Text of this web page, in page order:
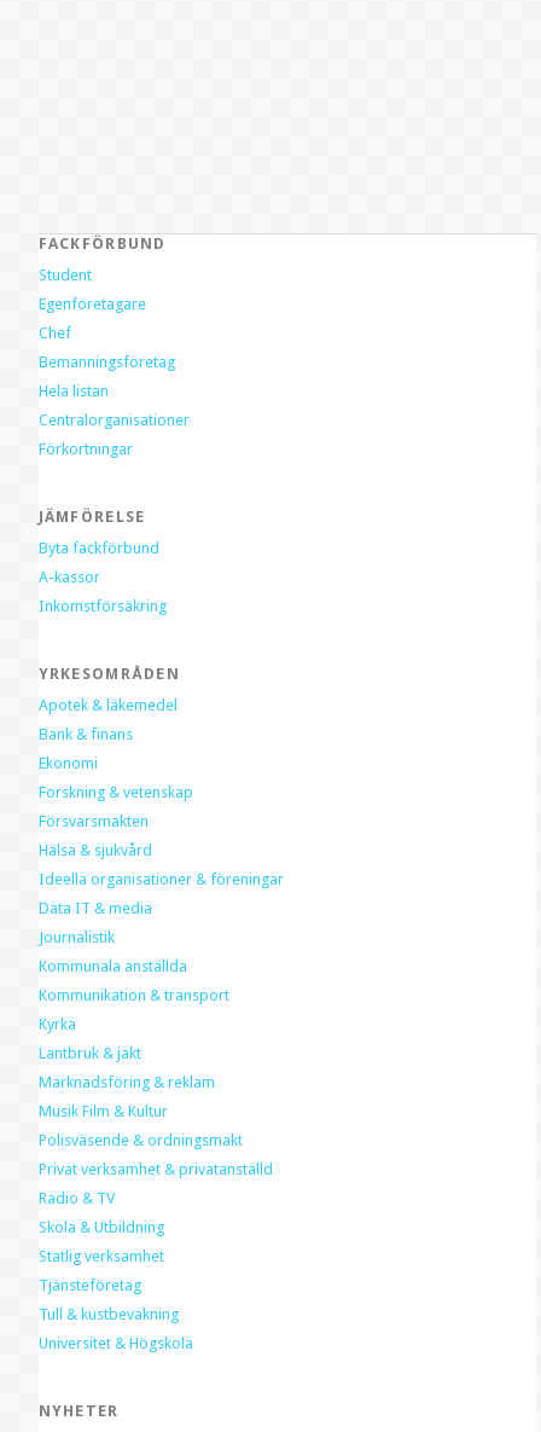
FACKFÖRBUND
Student
Egenföretagare
Chef
Bemanningsföretag
Hela listan
Centralorganisationer
Förkortningar
JÄMFÖRELSE
Byta fackförbund
A-kassor
Inkomstförsäkring
YRKESOMRÅDEN
Apotek & läkemedel
Bank & finans
Ekonomi
Forskning & vetenskap
Försvarsmakten
Hälsa & sjukvård
Ideella organisationer & föreningar
Data IT & media
Journalistik
Kommunala anställda
Kommunikation & transport
Kyrka
Lantbruk & jakt
Marknadsföring & reklam
Musik Film & Kultur
Polisväsende & ordningsmakt
Privat verksamhet & privatanställd
Radio & TV
Skola & Utbildning
Statlig verksamhet
Tjänsteföretag
Tull & kustbevakning
Universitet & Högskola
NYHETER